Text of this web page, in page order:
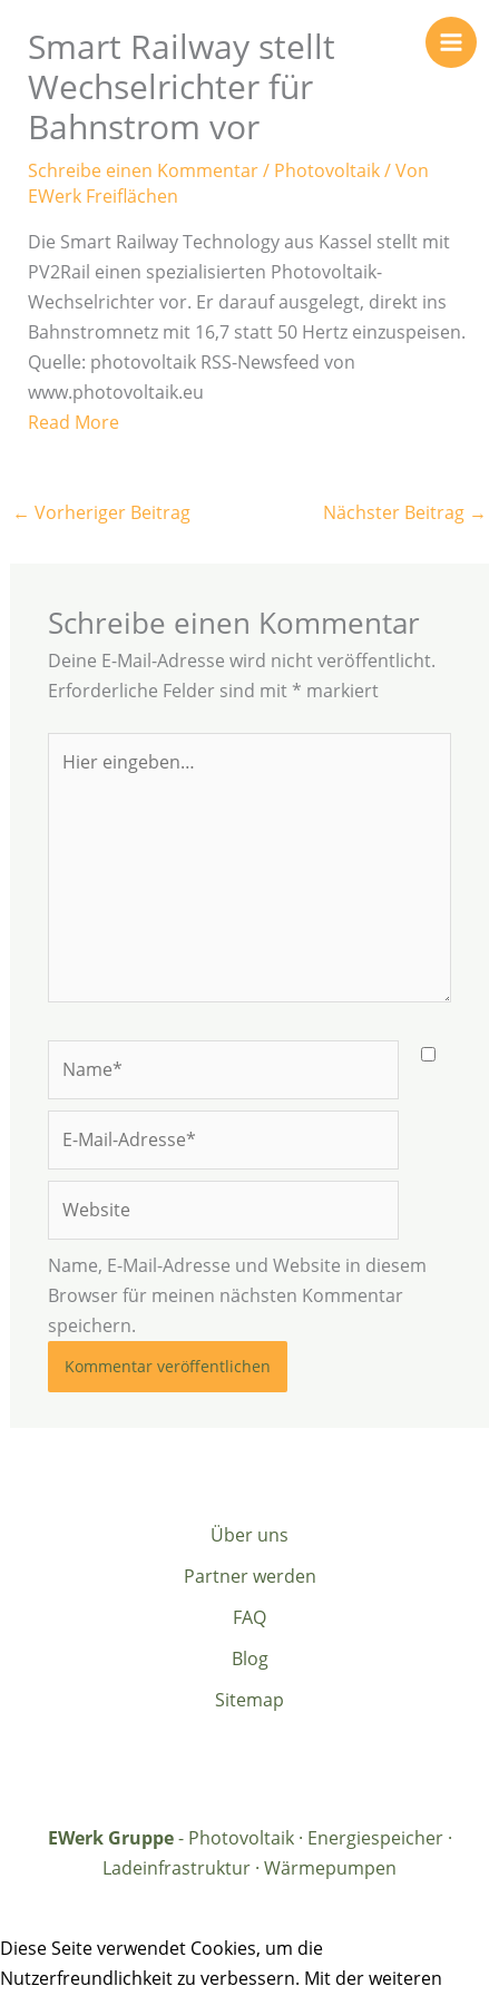
Inhalt
springen
Smart Railway stellt
Wechselrichter für
Bahnstrom vor
Schreibe einen Kommentar/ Photovoltaik/ Von
EWerk Freiflächen
Die Smart Railway Technology aus Kassel stellt mit
PV2Rail einen spezialisierten Photovoltaik-
Wechselrichter vor. Er darauf ausgelegt, direkt ins
Bahnstromnetz mit 16,7 statt 50 Hertz einzuspeisen.
Quelle: photovoltaik RSS-Newsfeed von
www.photovoltaik.eu
Read More
← Vorheriger Beitrag Nächster Beitrag →
Schreibe einen Kommentar
Deine E-Mail-Adresse wird nicht veröffentlicht.
Erforderliche Felder sind mit * markiert
eingeben…
Mail-
Adresse*
Name, E-Mail-Adresse und Website in diesem
Browser für meinen nächsten Kommentar
speichern.
Über uns
Partner werden
FAQ
Blog
Sitemap
EWerk Gruppe- Photovoltaik · Energiespeicher ·
Ladeinfrastruktur · Wärmepumpen
Diese Seite verwendet Cookies, um die
Nutzerfreundlichkeit zu verbessern. Mit der weiteren